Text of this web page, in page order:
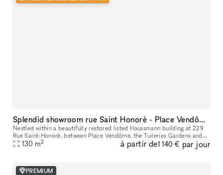
Splendid showroom rue Saint Honoré - Place Vendôme, in the heart of Paris fashion & culture district.
Nestled within a beautifully restored listed Haussmann building at 229
Rue Saint-Honoré, between Place Vendôme, the Tuileries Gardens and
the Louvre, 229LAB offers one of Paris' most prestigious addr
130 m2 à partir de1 140 € par jour
PREMIUM